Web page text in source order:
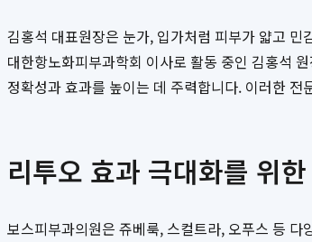
김홍석 대표원장은 눈가, 입가처럼 피부가 얇고
대한항노화피부과학회 이사로 활동 중인 김홍석
정확성과 효과를 높이는 데 주력합니다. 이러한
리투오 효과 극대화를 위
보스피부과의원은 쥬베룩, 스컬트라, 오푸스 등